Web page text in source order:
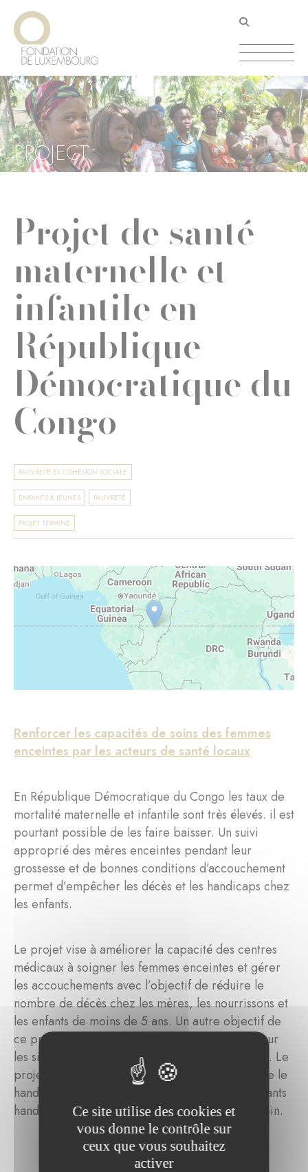
Aller
contenu
principal
PROJECT
Projet de santé
maternelle et
infantile en
République
Démocratique du
Congo
PAUVRETÉ ET COHÉSION SOCIALE
ENFANTS & JEUNES PAUVRETÉ
PROJET TERMINÉ
Renforcer les capacités de soins des femmes
enceintes par les acteurs de santé locaux
En République Démocratique du Congo les taux de
mortalité maternelle et infantile sont très élevés. il est
pourtant possible de les faire baisser. Un suivi
approprié des mères enceintes pendant leur
grossesse et de bonnes conditions d’accouchement
permet d’empêcher les décès et les handicaps chez
les enfants.
Le projet vise à améliorer la capacité des centres
médicaux à soigner les femmes enceintes et gérer
les accouchements avec l’objectif de réduire le
nombre de décès chez les mères, les nourrissons et
les enfants de moins de 5 ans. Un autre objectif de
ce projet est l’éducation des gens de la région sur
les signes de danger chez les femmes enceintes. Le
projet donne également des formations pour que le
handicap ne soit plus une fatalité, et que les enfants
handicapés disposent des soins dont ils ont besoin.
Panneau de gestion des cookies
Ce site utilise des cookies et
vous donne le contrôle sur
ceux que vous souhaitez
activer